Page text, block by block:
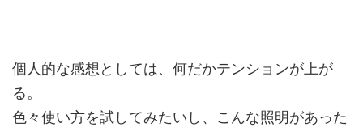
個人的な感想としては、何だかテンションが上が
る。
色々使い方を試してみたいし、こんな照明があった